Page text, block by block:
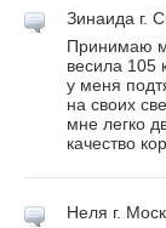
Зинаида г.
Принимаю
весила 105
у меня
на своих
мне легко
качество
Неля г.